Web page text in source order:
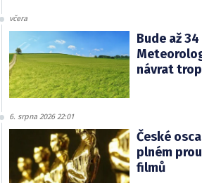
včera
Bude až
návrat
6. srpna 2026 22:01
České
plném
filmů